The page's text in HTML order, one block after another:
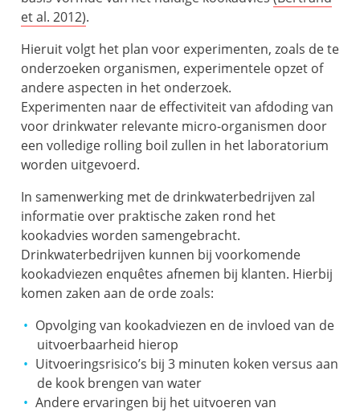
et al. 2012).
Hieruit volgt het plan voor experimenten, zoals de te
onderzoeken organismen, experimentele opzet of
andere aspecten in het onderzoek.
Experimenten naar de effectiviteit van afdoding van
voor drinkwater relevante micro-organismen door
een volledige rolling boil zullen in het laboratorium
worden uitgevoerd.
In samenwerking met de drinkwaterbedrijven zal
informatie over praktische zaken rond het
kookadvies worden samengebracht.
Drinkwaterbedrijven kunnen bij voorkomende
kookadviezen enquêtes afnemen bij klanten. Hierbij
komen zaken aan de orde zoals:
Opvolging van kookadviezen en de invloed van de
uitvoerbaarheid hierop
Uitvoeringsrisico’s bij 3 minuten koken versus aan
de kook brengen van water
Andere ervaringen bij het uitvoeren van